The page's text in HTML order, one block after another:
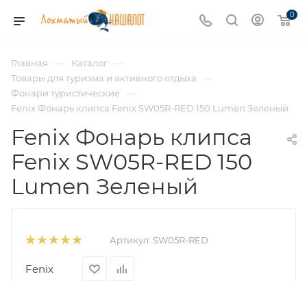
0
Главная — Каталог —
Товары для туризма и активного отдыха —
Фонари туристические —
Fenix Фонарь клипса Fenix SW05R-RED 150 Lumen Зеленый
Fenix Фонарь клипса
Fenix SW05R-RED 150
Lumen Зеленый
Артикул: SW05R-RED
Fenix